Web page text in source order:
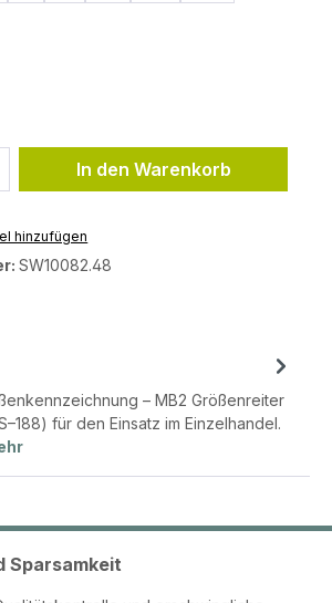
Gib den
In den Warenkorb
hinzufügen
SW10082.48
– MB2 Größenreiter
für den Einsatz im Einzelhandel.
Sparsamkeit